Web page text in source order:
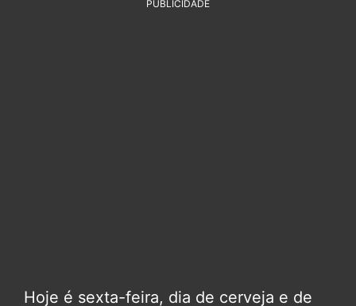
PUBLICIDADE
Hoje é sexta-feira, dia de cerveja e de